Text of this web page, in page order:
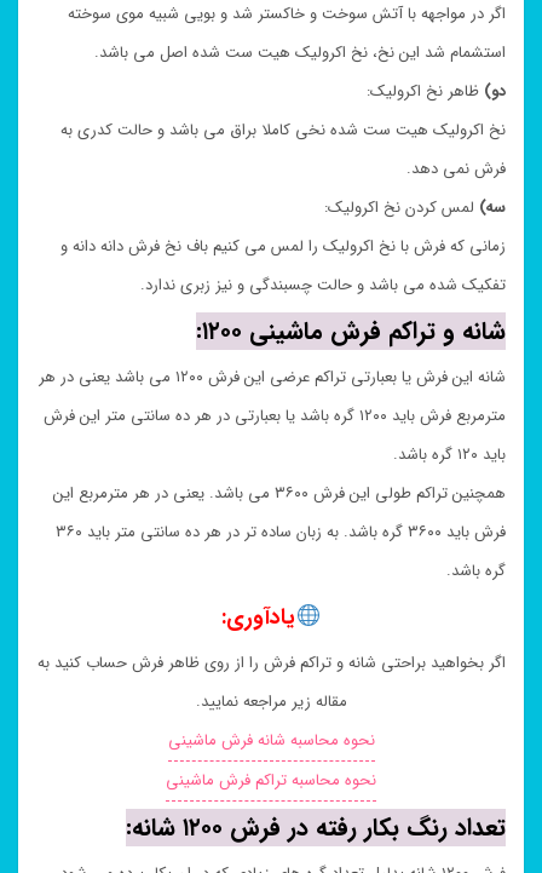
اگر در مواجهه با آتش سوخت و خاکستر شد و بویی شبیه موی سوخته
استشمام شد این نخ، نخ اکرولیک هیت ست شده اصل می باشد.
دو) ظاهر نخ اکرولیک:
نخ اکرولیک هیت ست شده نخی کاملا براق می باشد و حالت کدری به
فرش نمی دهد.
سه) لمس کردن نخ اکرولیک:
زمانی که فرش با نخ اکرولیک را لمس می کنیم باف نخ فرش دانه دانه و
تفکیک شده می باشد و حالت چسبندگی و نیز زبری ندارد.
شانه و تراکم فرش ماشینی ۱۲۰۰:
شانه این فرش یا بعبارتی تراکم عرضی این فرش ۱۲۰۰ می باشد یعنی در هر
مترمربع فرش باید ۱۲۰۰ گره باشد یا بعبارتی در هر ده سانتی متر این فرش
باید ۱۲۰ گره باشد.
همچنین تراکم طولی این فرش ۳۶۰۰ می باشد. یعنی در هر مترمربع این
فرش باید ۳۶۰۰ گره باشد. به زبان ساده تر در هر ده سانتی متر باید ۳۶۰
گره باشد.
یادآوری:
اگر بخواهید براحتی شانه و تراکم فرش را از روی ظاهر فرش حساب کنید به
مقاله زیر مراجعه نمایید.
نحوه محاسبه شانه فرش ماشینی
نحوه محاسبه تراکم فرش ماشینی
تعداد رنگ بکار رفته در فرش ۱۲۰۰ شانه: